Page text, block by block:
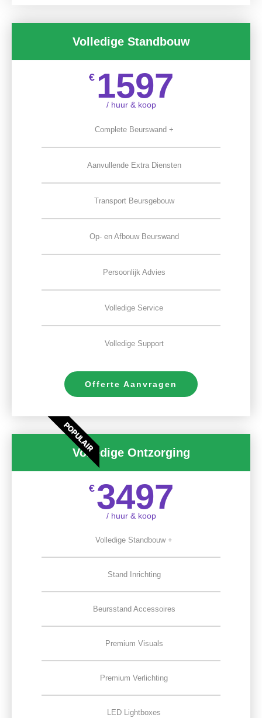
Volledige Standbouw
€ 1597
/ huur & koop
Complete Beurswand +
Aanvullende Extra Diensten
Transport Beursgebouw
Op- en Afbouw Beurswand
Persoonlijk Advies
Volledige Service
Volledige Support
Offerte Aanvragen
POPULAIR
Volledige Ontzorging
€ 3497
/ huur & koop
Volledige Standbouw +
Stand Inrichting
Beursstand Accessoires
Premium Visuals
Premium Verlichting
LED Lightboxes